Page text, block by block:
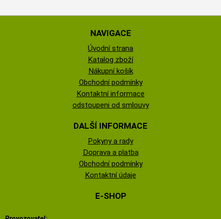
NAVIGACE
Úvodní strana
Katalog zboží
Nákupní košík
Obchodní podmínky
Kontaktní informace
odstoupeni od smlouvy
DALŠÍ INFORMACE
Pokyny a rady
Doprava a platba
Obchodní podmínky
Kontaktní údaje
E-SHOP